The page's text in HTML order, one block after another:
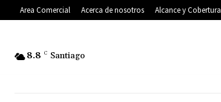
Area Comercial Acerca de nosotros Alcance y Cobertura
8.8 C Santiago